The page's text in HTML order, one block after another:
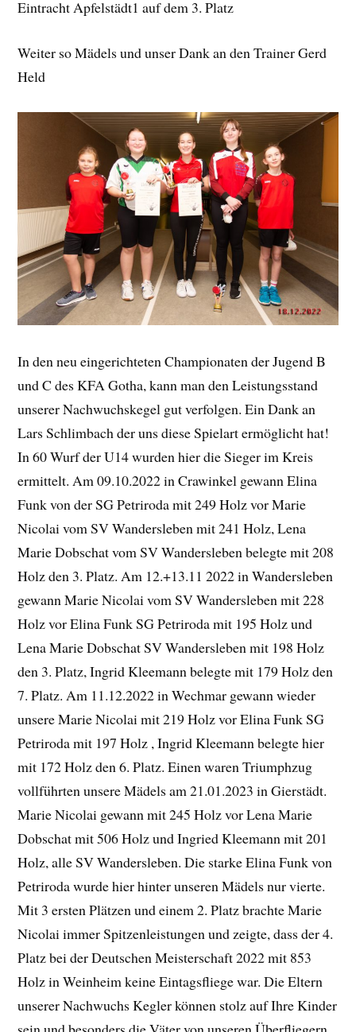
Eintracht Apfelstädt1 auf dem 3. Platz
Weiter so Mädels und unser Dank an den Trainer Gerd
Held
In den neu eingerichteten Championaten der Jugend B
und C des KFA Gotha, kann man den Leistungsstand
unserer Nachwuchskegel gut verfolgen. Ein Dank an
Lars Schlimbach der uns diese Spielart ermöglicht hat!
In 60 Wurf der U14 wurden hier die Sieger im Kreis
ermittelt. Am 09.10.2022 in Crawinkel gewann Elina
Funk von der SG Petriroda mit 249 Holz vor Marie
Nicolai vom SV Wandersleben mit 241 Holz, Lena
Marie Dobschat vom SV Wandersleben belegte mit 208
Holz den 3. Platz. Am 12.+13.11 2022 in Wandersleben
gewann Marie Nicolai vom SV Wandersleben mit 228
Holz vor Elina Funk SG Petriroda mit 195 Holz und
Lena Marie Dobschat SV Wandersleben mit 198 Holz
den 3. Platz, Ingrid Kleemann belegte mit 179 Holz den
7. Platz. Am 11.12.2022 in Wechmar gewann wieder
unsere Marie Nicolai mit 219 Holz vor Elina Funk SG
Petriroda mit 197 Holz , Ingrid Kleemann belegte hier
mit 172 Holz den 6. Platz. Einen waren Triumphzug
vollführten unsere Mädels am 21.01.2023 in Gierstädt.
Marie Nicolai gewann mit 245 Holz vor Lena Marie
Dobschat mit 506 Holz und Ingried Kleemann mit 201
Holz, alle SV Wandersleben. Die starke Elina Funk von
Petriroda wurde hier hinter unseren Mädels nur vierte.
Mit 3 ersten Plätzen und einem 2. Platz brachte Marie
Nicolai immer Spitzenleistungen und zeigte, dass der 4.
Platz bei der Deutschen Meisterschaft 2022 mit 853
Holz in Weinheim keine Eintagsfliege war. Die Eltern
unserer Nachwuchs Kegler können stolz auf Ihre Kinder